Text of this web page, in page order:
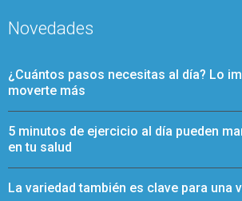
Novedades
¿Cuántos pasos necesitas al día? Lo
moverte más
5 minutos de ejercicio al día pueden
en tu salud
La variedad también es clave para una